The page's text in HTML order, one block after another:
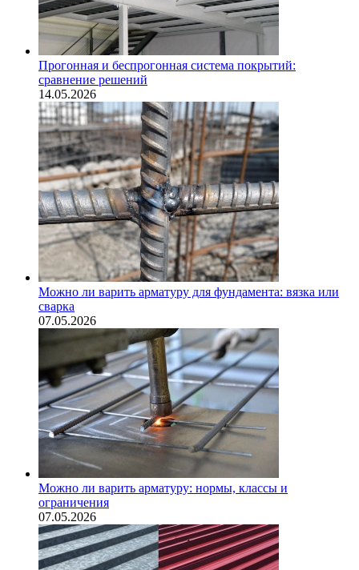
Прогонная и беспрогонная система покрытий:
сравнение решений
14.05.2026
Можно ли варить арматуру для фундамента: вязка или
сварка
07.05.2026
Можно ли варить арматуру: нормы, классы и
ограничения
07.05.2026